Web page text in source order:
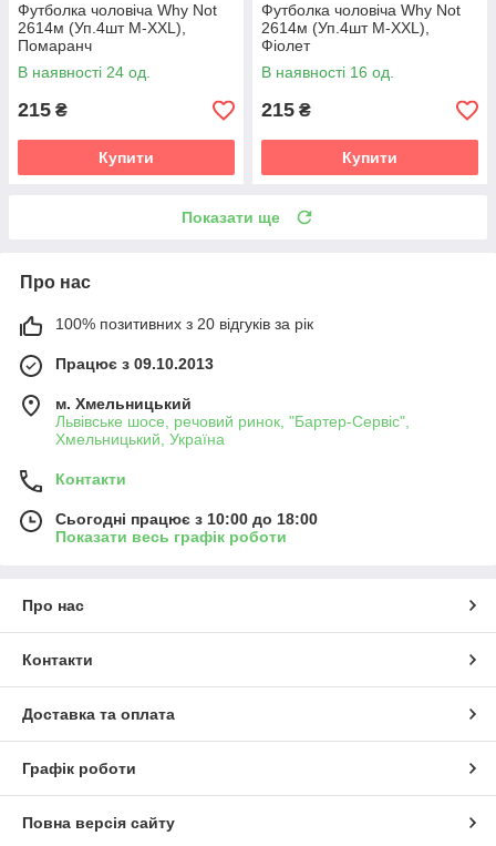
Футболка чоловіча Why Not
2614м (Уп.4шт M-XXL),
Помаранч
В наявності 24 од.
215 ₴
Купити
Футболка чоловіча Why Not
2614м (Уп.4шт M-XXL),
Фіолет
В наявності 16 од.
215 ₴
Купити
Показати ще
Про нас
100% позитивних з 20 відгуків за рік
Працює з 09.10.2013
м. Хмельницький
Львівське шосе, речовий ринок, "Бартер-Сервіс",
Хмельницький, Україна
Контакти
Сьогодні працює з 10:00 до 18:00
Показати весь графік роботи
Про нас
Контакти
Доставка та оплата
Графік роботи
Повна версія сайту